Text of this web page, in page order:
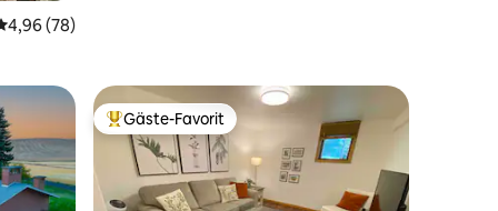
Bewertung: 4,96 von 5, 78 Bewertungen
4,96 (78)
Beliebter Gäste-Favorit.
Gäste-Favorit